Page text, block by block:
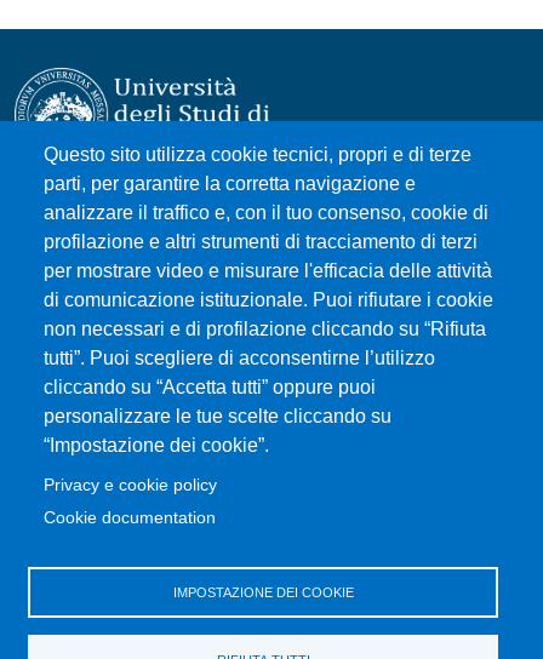
Questo sito utilizza cookie tecnici, propri e di terze
parti, per garantire la corretta navigazione e
analizzare il traffico e, con il tuo consenso, cookie di
profilazione e altri strumenti di tracciamento di terzi
per mostrare video e misurare l'efficacia delle attività
di comunicazione istituzionale. Puoi rifiutare i cookie
non necessari e di profilazione cliccando su “Rifiuta
tutti”. Puoi scegliere di acconsentirne l’utilizzo
cliccando su “Accetta tutti” oppure puoi
personalizzare le tue scelte cliccando su
“Impostazione dei cookie”.
Privacy e cookie policy
Cookie documentation
IMPOSTAZIONE DEI COOKIE
Università degli Studi di Messina
Piazza Pugliatti, 1 - 98122 Messina
Cod. Fiscale 80004070837
P.IVA 00724160833
Centralino: 090 676 1
MENÙ SOCIAL
MENÙ FOOTER 1
Accessibility statement
Privacy and cookie policy
Change your mind on cookies
MENÙ FOOTER 2
Transparent administration